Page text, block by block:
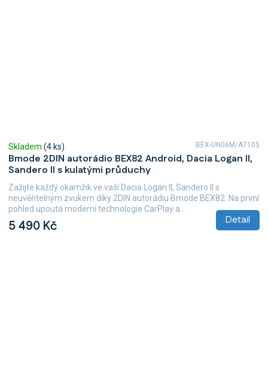
Bmode 2DIN autorádio BEX82 Android, Dacia Logan II,
Sandero II s kulatými průduchy
Skladem (4 ks)
5 490 Kč Detail
Zažijte každý okamžik ve vaší Dacia Logan II, Sandero II s
neuvěřitelným zvukem díky 2DIN autorádiu Bmode BEX82. Na první
pohled upoutá moderní technologie CarPlay a...
BEX-UN06M/A7105